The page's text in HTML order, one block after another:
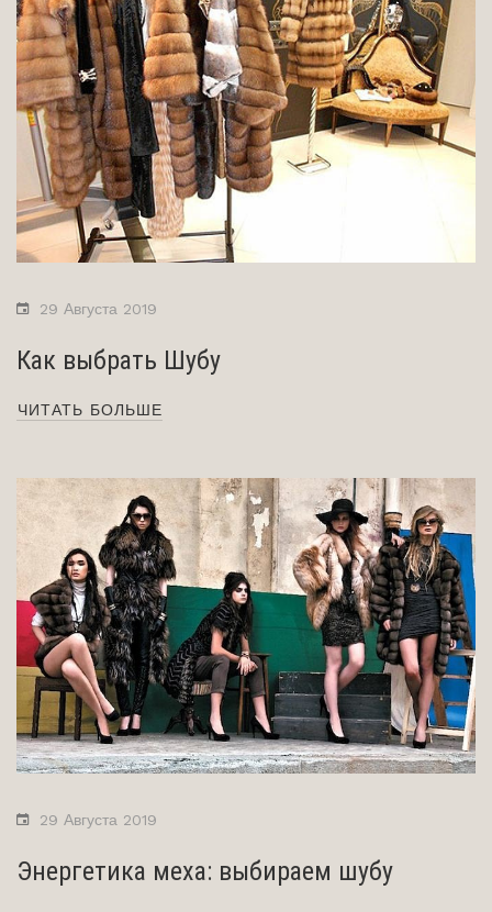
29 Августа 2019
Как выбрать Шубу
ЧИТАТЬ БОЛЬШЕ
29 Августа 2019
Энергетика меха: выбираем шубу